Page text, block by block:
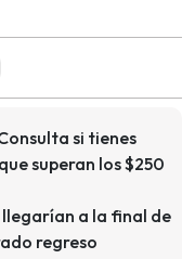
si tienes
superan los $250
a la final de
regreso